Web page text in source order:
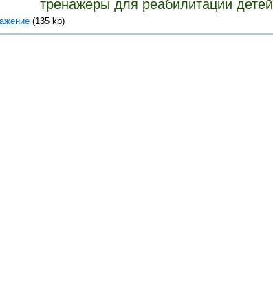
тренажеры для реабилитации детей
(135 kb)